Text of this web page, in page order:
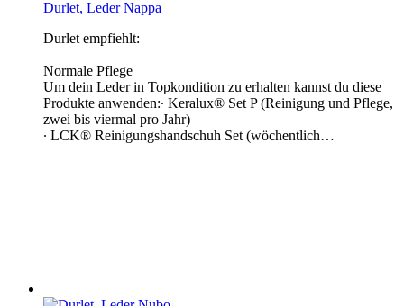
Durlet, Leder Nappa
Durlet empfiehlt:
Normale Pflege
Um dein Leder in Topkondition zu erhalten kannst du diese
Produkte anwenden:∙ Keralux® Set P (Reinigung und Pflege,
zwei bis viermal pro Jahr)
∙ LCK® Reinigungshandschuh Set (wöchentlich…